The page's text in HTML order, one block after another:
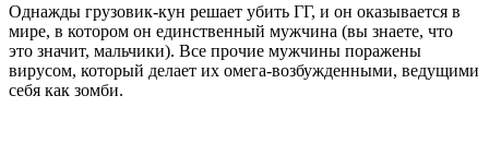
Однажды грузовик-кун решает убить ГГ, и он оказывается в
мире, в котором он единственный мужчина (вы знаете, что
это значит, мальчики). Все прочие мужчины поражены
вирусом, который делает их омега-возбужденными, ведущими
себя как зомби.